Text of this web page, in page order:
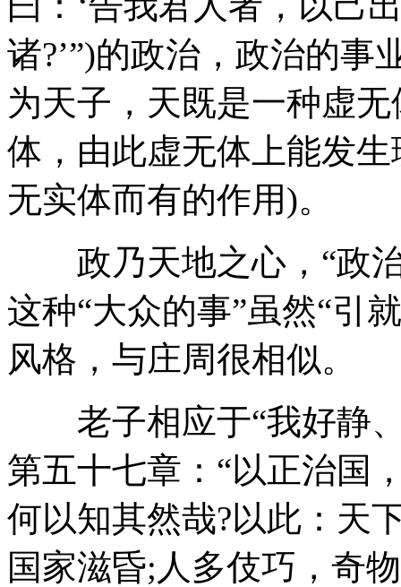
诸?’”)的政治，政治的事
为天子，天既是一种虚
体，由此虚无体上能发
无实体而有的作用)。
政乃天地之心，“政治
这种“大众的事”虽然“引
风格，与庄周很相似。
老子相应于“我好静、
第五十七章：“以正治国
何以知其然哉?以此：天
国家滋昏;人多伎巧，奇